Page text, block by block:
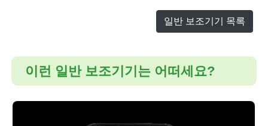
일반 보조기기 목록
이런 일반 보조기기는 어떠세요?